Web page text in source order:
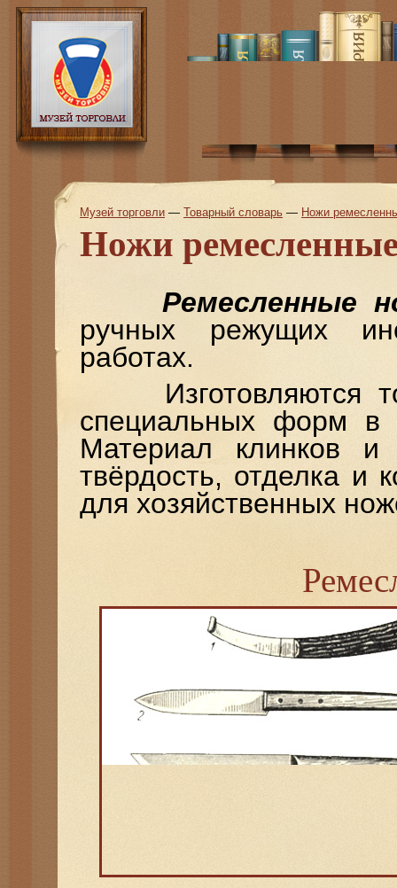
Музей торговли — Товарный словарь — Ножи
Ножи
Ремесленные
ручных режущих
работах.
Изготовляются
специальных форм в
Материал клинков и
твёрдость, отделка и
для хозяйственных